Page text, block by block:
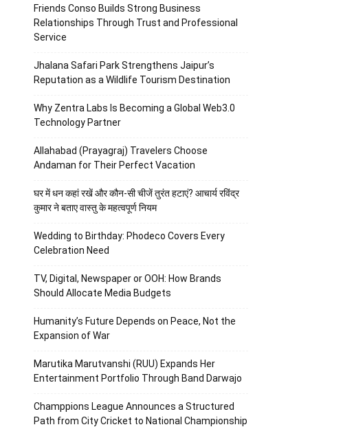
Friends Conso Builds Strong Business
Relationships Through Trust and Professional
Service
Jhalana Safari Park Strengthens Jaipur’s
Reputation as a Wildlife Tourism Destination
Why Zentra Labs Is Becoming a Global Web3.0
Technology Partner
Allahabad (Prayagraj) Travelers Choose
Andaman for Their Perfect Vacation
घर में धन कहां रखें और कौन-सी चीजें तुरंत हटाएं? आचार्य रविंद्र
कुमार ने बताए वास्तु के महत्वपूर्ण नियम
Wedding to Birthday: Phodeco Covers Every
Celebration Need
TV, Digital, Newspaper or OOH: How Brands
Should Allocate Media Budgets
Humanity’s Future Depends on Peace, Not the
Expansion of War
Marutika Marutvanshi (RUU) Expands Her
Entertainment Portfolio Through Band Darwajo
Champpions League Announces a Structured
Path from City Cricket to National Championship